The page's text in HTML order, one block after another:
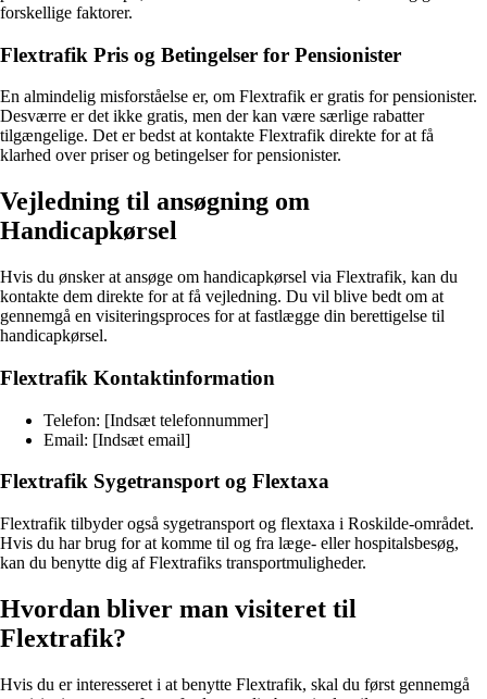
forskellige faktorer.
Flextrafik Pris og Betingelser for Pensionister
En almindelig misforståelse er, om Flextrafik er gratis for pensionister.
Desværre er det ikke gratis, men der kan være særlige rabatter
tilgængelige. Det er bedst at kontakte Flextrafik direkte for at få
klarhed over priser og betingelser for pensionister.
Vejledning til ansøgning om
Handicapkørsel
Hvis du ønsker at ansøge om handicapkørsel via Flextrafik, kan du
kontakte dem direkte for at få vejledning. Du vil blive bedt om at
gennemgå en visiteringsproces for at fastlægge din berettigelse til
handicapkørsel.
Flextrafik Kontaktinformation
Telefon: [Indsæt telefonnummer]
Email: [Indsæt email]
Flextrafik Sygetransport og Flextaxa
Flextrafik tilbyder også sygetransport og flextaxa i Roskilde-området.
Hvis du har brug for at komme til og fra læge- eller hospitalsbesøg,
kan du benytte dig af Flextrafiks transportmuligheder.
Hvordan bliver man visiteret til
Flextrafik?
Hvis du er interesseret i at benytte Flextrafik, skal du først gennemgå